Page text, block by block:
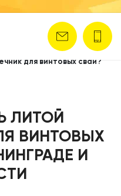
для винтовых свай?
ЛИТОЙ
ВИНТОВЫХ
И